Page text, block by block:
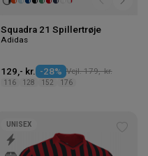
Squadra 21 Spillertrøje
Adidas
129,- kr. -28% Vejl. 179,- kr.
116 128 152 176
UNISEX